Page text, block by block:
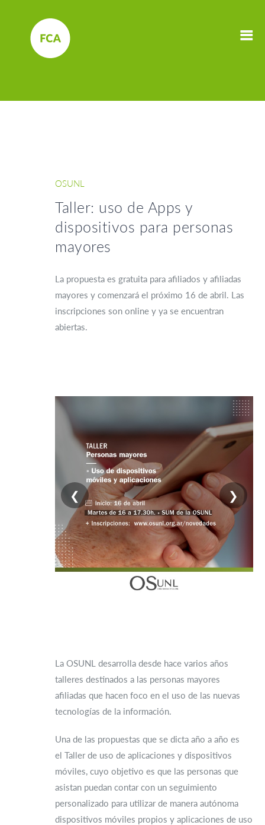
OSUNL
Taller: uso de Apps y
dispositivos para personas
mayores
La propuesta es gratuita para afiliados y afiliadas
mayores y comenzará el próximo 16 de abril. Las
inscripciones son online y ya se encuentran
abiertas.
❮ ❯
La OSUNL desarrolla desde hace varios años
talleres destinados a las personas mayores
afiliadas que hacen foco en el uso de las nuevas
tecnologías de la información.
Una de las propuestas que se dicta año a año es
el Taller de uso de aplicaciones y dispositivos
móviles, cuyo objetivo es que las personas que
asistan puedan contar con un seguimiento
personalizado para utilizar de manera autónoma
dispositivos móviles propios y aplicaciones de uso